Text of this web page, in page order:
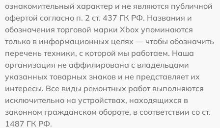
ознакомительный характер и не являются публичной
офертой согласно п. 2 ст. 437 ГК РФ. Названия и
обозначения торговой марки Xbox упоминаются
только в информационных целях — чтобы обозначить
перечень техники, с которой мы работаем. Наша
организация не аффилирована с владельцами
указанных товарных знаков и не представляет их
интересы. Все виды ремонтных работ выполняются
исключительно на устройствах, находящихся в
законном гражданском обороте, в соответствии со ст.
1487 ГК РФ.